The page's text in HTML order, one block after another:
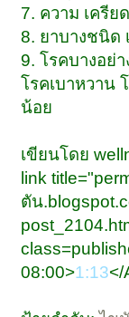
7. ความ เครียด
8. ยาบางชนิด
9. โรคบางอย่
โรคเบาหวาน
น้อย
เขียนโดย
link
ตัน
08:00>1:13